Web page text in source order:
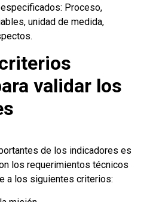
Proceso,
unidad de medida,
validar los
de los indicadores es
los requerimientos técnicos
a los siguientes criterios: